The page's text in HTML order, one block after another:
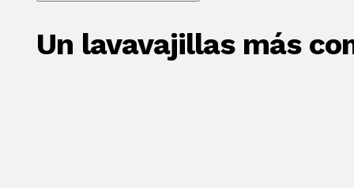
Un lavavajillas más